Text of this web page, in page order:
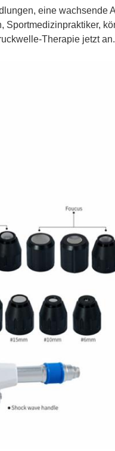
eine wachsende
Therapie jetzt an.